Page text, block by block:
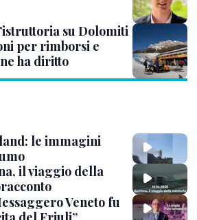
su Dolomiti
per rimborsi e
ha diritto
le immagini
il viaggio della
Veneto fu